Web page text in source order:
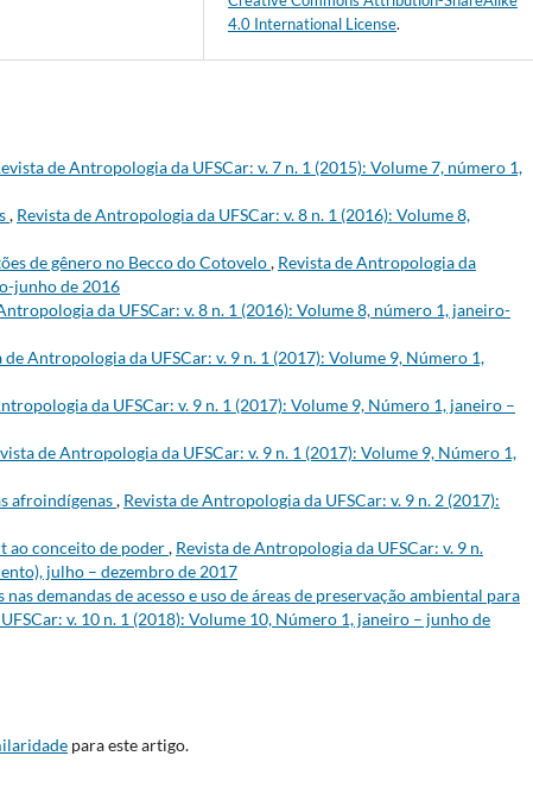
4.0 International License.
de Antropologia da UFSCar: v. 7 n. 1 (2015): Volume 7, número 1,
, Revista de Antropologia da UFSCar: v. 8 n. 1 (2016): Volume 8,
de gênero no Becco do Cotovelo, Revista de Antropologia da
junho de 2016
da UFSCar: v. 8 n. 1 (2016): Volume 8, número 1, janeiro-
de Antropologia da UFSCar: v. 9 n. 1 (2017): Volume 9, Número 1,
da UFSCar: v. 9 n. 1 (2017): Volume 9, Número 1, janeiro –
de Antropologia da UFSCar: v. 9 n. 1 (2017): Volume 9, Número 1,
afroindígenas, Revista de Antropologia da UFSCar: v. 9 n. 2 (2017):
ao conceito de poder, Revista de Antropologia da UFSCar: v. 9 n.
julho – dezembro de 2017
demandas de acesso e uso de áreas de preservação ambiental para
v. 10 n. 1 (2018): Volume 10, Número 1, janeiro – junho de
para este artigo.